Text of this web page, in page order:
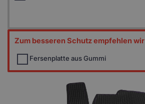
Zum besseren Schutz empfehlen wir
Fersenplatte aus Gummi